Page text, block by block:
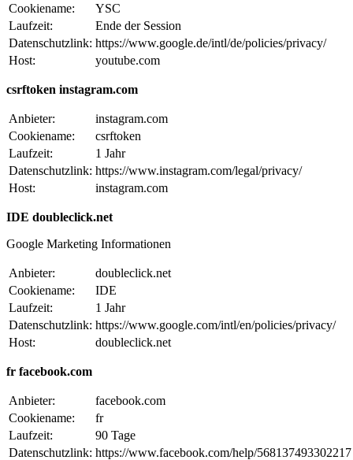
Cookiename:
YSC
Laufzeit:
Ende der Session
Datenschutzlink: https://www.google.de/intl/de/policies/privacy/
Host:
youtube.com
csrftoken instagram.com
Anbieter:
instagram.com
Cookiename:
csrftoken
Laufzeit:
1 Jahr
Datenschutzlink: https://www.instagram.com/legal/privacy/
Host:
instagram.com
IDE doubleclick.net
Google Marketing Informationen
Anbieter:
doubleclick.net
Cookiename:
IDE
Laufzeit:
1 Jahr
Datenschutzlink: https://www.google.com/intl/en/policies/privacy/
Host:
doubleclick.net
fr facebook.com
Anbieter:
facebook.com
Cookiename:
fr
Laufzeit:
90 Tage
Datenschutzlink: https://www.facebook.com/help/568137493302217